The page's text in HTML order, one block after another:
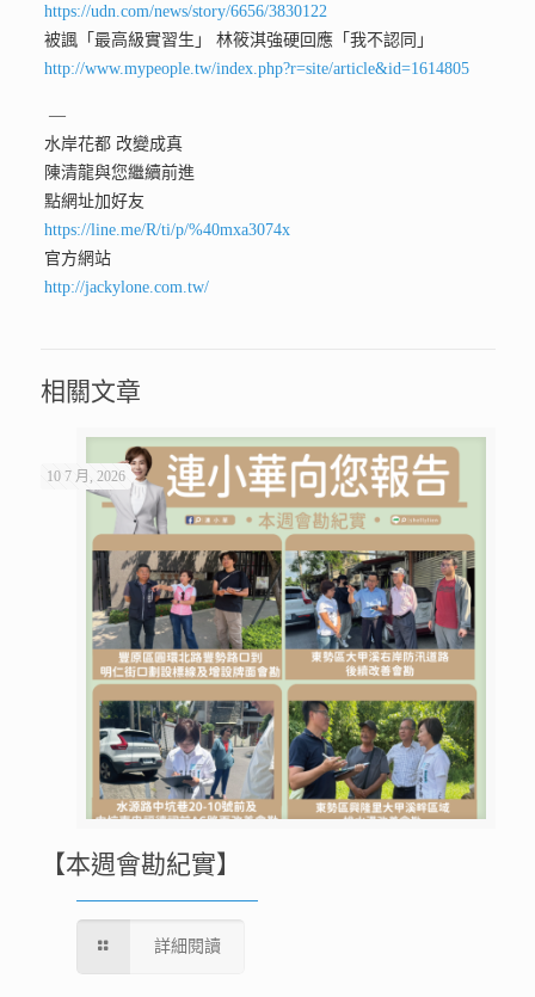
https://udn.com/news/story/6656/3830122
被諷「最高級實習生」 林筱淇強硬回應「我不認同」
http://www.mypeople.tw/index.php?r=site/article&id=1614805
—
水岸花都 改變成真
陳清龍與您繼續前進
點網址加好友
https://line.me/R/ti/p/%40mxa3074x
官方網站
http://jackylone.com.tw/
相關文章
10 7 月, 2026
【本週會勘紀實】
詳細閱讀